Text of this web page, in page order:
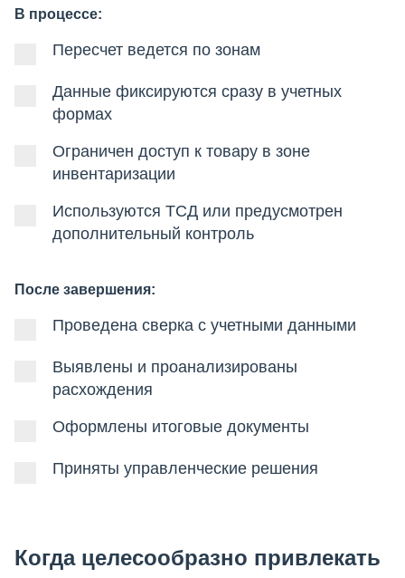
В процессе:
Пересчет ведется по зонам
Данные фиксируются сразу в учетных
формах
Ограничен доступ к товару в зоне
инвентаризации
Используются ТСД или предусмотрен
дополнительный контроль
После завершения:
Проведена сверка с учетными данными
Выявлены и проанализированы
расхождения
Оформлены итоговые документы
Приняты управленческие решения
Когда целесообразно привлекать